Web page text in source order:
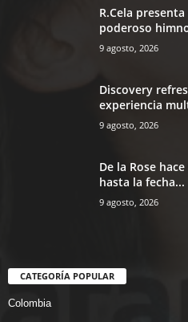
R.Cela
poderoso
9 agosto, 2026
Discovery
experiencia
9 agosto, 2026
De la Rose
hasta la fecha...
9 agosto, 2026
CATEGORÍA POPULAR
Colombia